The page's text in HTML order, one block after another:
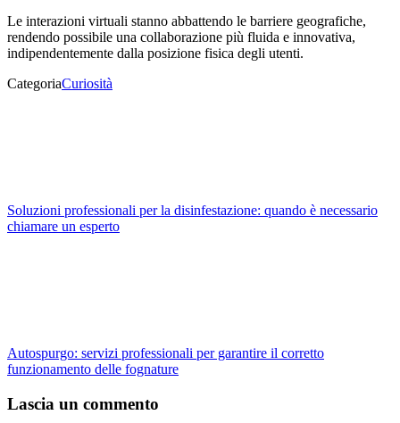
Le interazioni virtuali stanno abbattendo le barriere geografiche,
rendendo possibile una collaborazione più fluida e innovativa,
indipendentemente dalla posizione fisica degli utenti.
CategoriaCuriosità
Soluzioni professionali per la disinfestazione: quando è necessario
chiamare un esperto
Autospurgo: servizi professionali per garantire il corretto
funzionamento delle fognature
Lascia un commento